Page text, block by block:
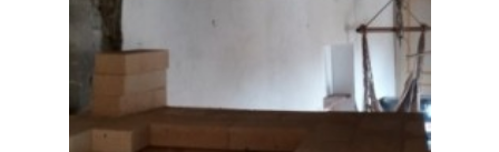
Oxalis à Libourne
Libourne 33500